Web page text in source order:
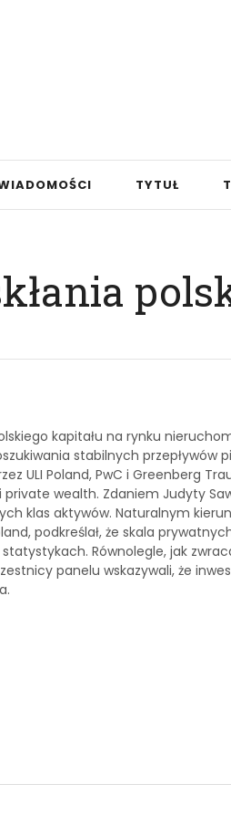
TYTUŁ
kapitału na rynku
stabilnych przepływów
ULI Poland, PwC i Greenberg
wealth. Zdaniem Judyty
klas aktywów. Naturalnym
podkreślał, że skala
Równolegle, jak
panelu wskazywali, że